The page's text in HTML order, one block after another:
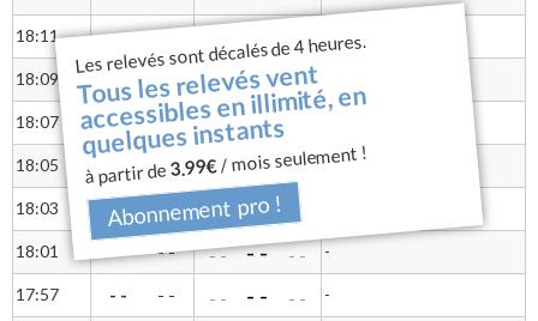
Les relevés sont décalés de 4 heures.
Tous les relevés vent
accessibles en illimité, en
quelques instants
à partir de3.99€/ mois seulement !
Abonnement pro !
18:11 - - - - - - - -
18:09 - - - - - - - -
18:07 - - - - - - - -
18:05 - - - - - - - - - - -
18:03 - - - - - - - - - -
18:01 - - - - - - - - - - -
17:57 - - - - - - - - - - -